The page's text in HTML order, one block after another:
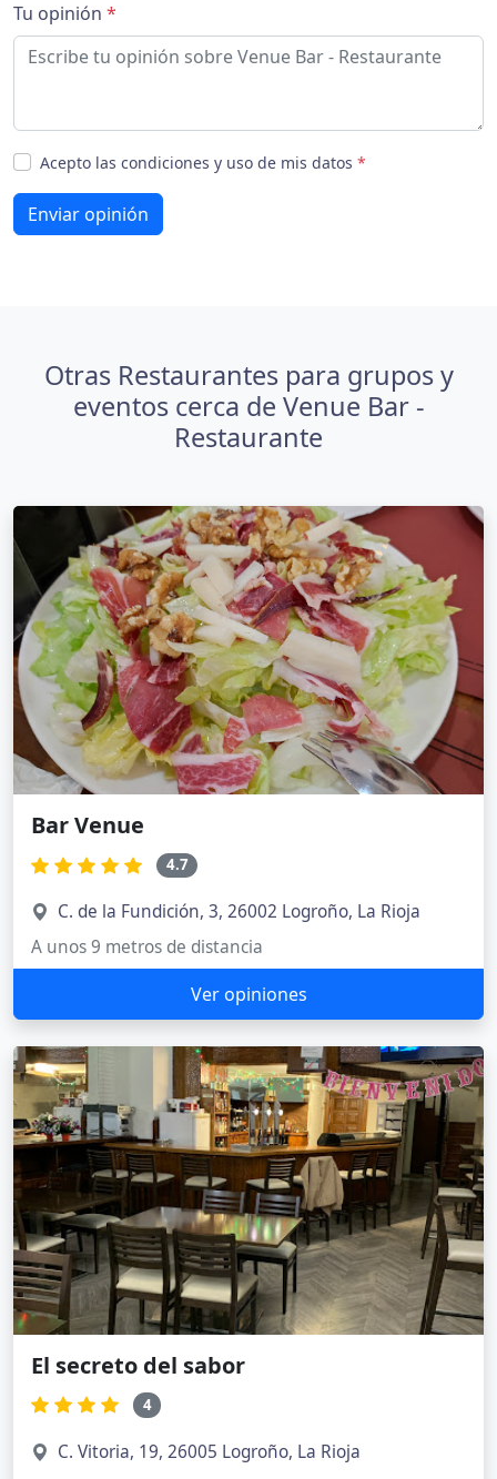
Tu opinión *
Acepto las condiciones y uso de mis datos *
Enviar opinión
Otras Restaurantes para grupos y
eventos cerca de Venue Bar -
Restaurante
Bar Venue
4.7
C. de la Fundición, 3, 26002 Logroño, La Rioja
A unos 9 metros de distancia
Ver opiniones
El secreto del sabor
4
C. Vitoria, 19, 26005 Logroño, La Rioja